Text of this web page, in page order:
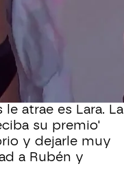
el del masaje y
que se lo de. A
Mika, porque
que rafa no está.
a Rubén
atrae es Lara. La
su premio'
y dejarle muy
a Rubén y